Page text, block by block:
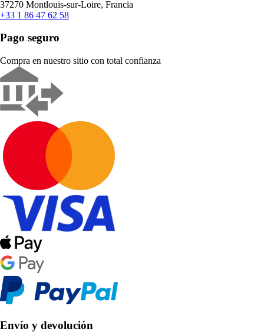
37270 Montlouis-sur-Loire, Francia
+33 1 86 47 62 58
Pago seguro
Compra en nuestro sitio con total confianza
Envío y devolución